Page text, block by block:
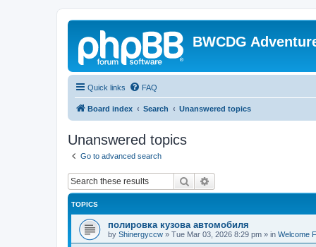
BWCDG
Quick links FAQ
Board index Search Unanswered topics
Unanswered topics
Go to advanced search
Search
TOPICS
полировка кузова автомобиля
by Shinergyccw » Tue Mar 03, 2026 8:29 pm » in Welcome